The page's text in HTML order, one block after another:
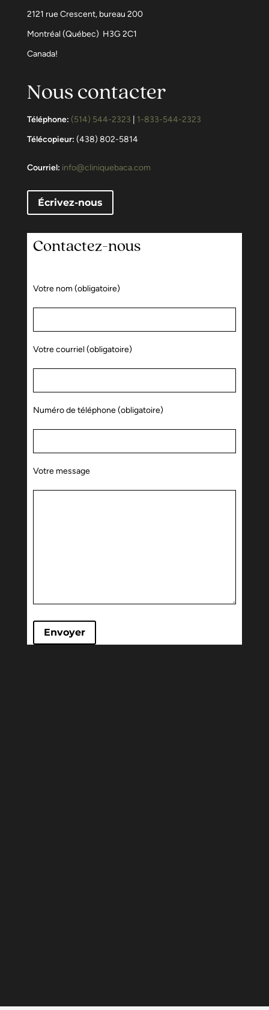
2121 rue Crescent, bureau 200
Montréal (Québec) H3G 2C1
Canada!
Nous contacter
Téléphone: (514) 544-2323 1-833-544-2323
Télécopieur: (438) 802-5814
Courriel: info@cliniquebaca.com
Écrivez-nous
Contactez-nous
Votre nom (obligatoire)
Votre courriel (obligatoire)
Numéro de téléphone (obligatoire)
Votre message
Envoyer